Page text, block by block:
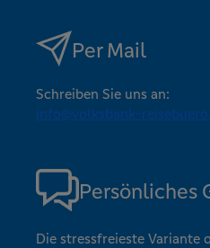
Per Mail
Schreiben Sie uns an:
info@volksbank-
Persönliches
Die stressfreieste Variante